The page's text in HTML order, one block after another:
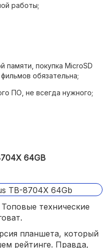
работы;
памяти, покупка MicroSD
обязательна;
ПО, не всегда нужного;
64GB
технические
планшета, который
рейтинге. Правда,